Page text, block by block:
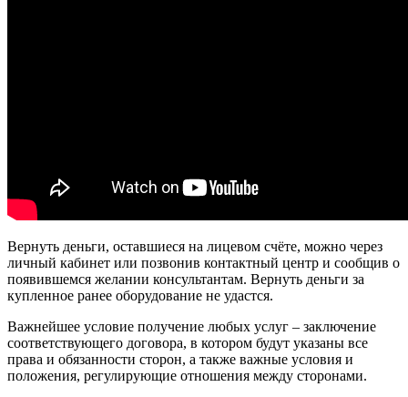
Вернуть деньги, оставшиеся на лицевом счёте, можно через
личный кабинет или позвонив контактный центр и сообщив о
появившемся желании консультантам. Вернуть деньги за
купленное ранее оборудование не удастся.
Важнейшее условие получение любых услуг – заключение
соответствующего договора, в котором будут указаны все
права и обязанности сторон, а также важные условия и
положения, регулирующие отношения между сторонами.